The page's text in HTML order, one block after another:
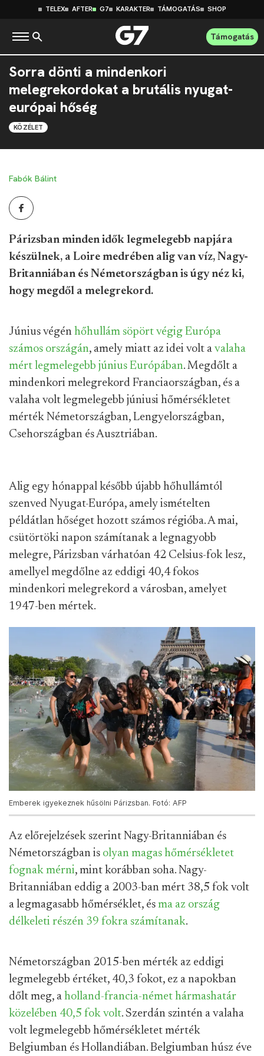
TELEX AFTER G7 KARAKTER TÁMOGATÁS SHOP
Támogatás
Sorra dönti a mindenkori
melegrekordokat a brutális nyugat-
európai hőség
KÖZÉLET
Fabók Bálint
Párizsban minden idők legmelegebb napjára
készülnek, a Loire medrében alig van víz, Nagy-
Britanniában és Németországban is úgy néz ki,
hogy megdől a melegrekord.
Június végén hőhullám söpört végig Európa
számos országán, amely miatt az idei volt a valaha
mért legmelegebb június Európában. Megdőlt a
mindenkori melegrekord Franciaországban, és a
valaha volt legmelegebb júniusi hőmérsékletet
mérték Németországban, Lengyelországban,
Csehországban és Ausztriában.
Alig egy hónappal később újabb hőhullámtól
szenved Nyugat-Európa, amely ismételten
példátlan hőséget hozott számos régióba. A mai,
csütörtöki napon számítanak a legnagyobb
melegre, Párizsban várhatóan 42 Celsius-fok lesz,
amellyel megdőlne az eddigi 40,4 fokos
mindenkori melegrekord a városban, amelyet
1947-ben mértek.
Emberek igyekeznek hűsölni Párizsban. Fotó: AFP
Az előrejelzések szerint Nagy-Britanniában és
Németországban is olyan magas hőmérsékletet
fognak mérni, mint korábban soha. Nagy-
Britanniában eddig a 2003-ban mért 38,5 fok volt
a legmagasabb hőmérséklet, és ma az ország
délkeleti részén 39 fokra számítanak.
Németországban 2015-ben mérték az eddigi
legmelegebb értéket, 40,3 fokot, ez a napokban
dőlt meg, a holland-francia-német hármashatár
közelében 40,5 fok volt. Szerdán szintén a valaha
volt legmelegebb hőmérsékletet mérték
Belgiumban és Hollandiában. Belgiumban húsz éve